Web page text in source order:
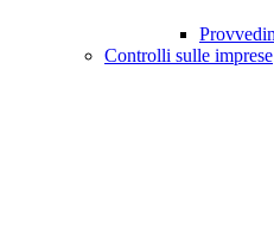
Controlli sulle imprese